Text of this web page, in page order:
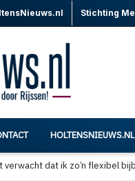
Stichting
HOLTENSNIEUWS.NL
Schildkerk Rijssen 4